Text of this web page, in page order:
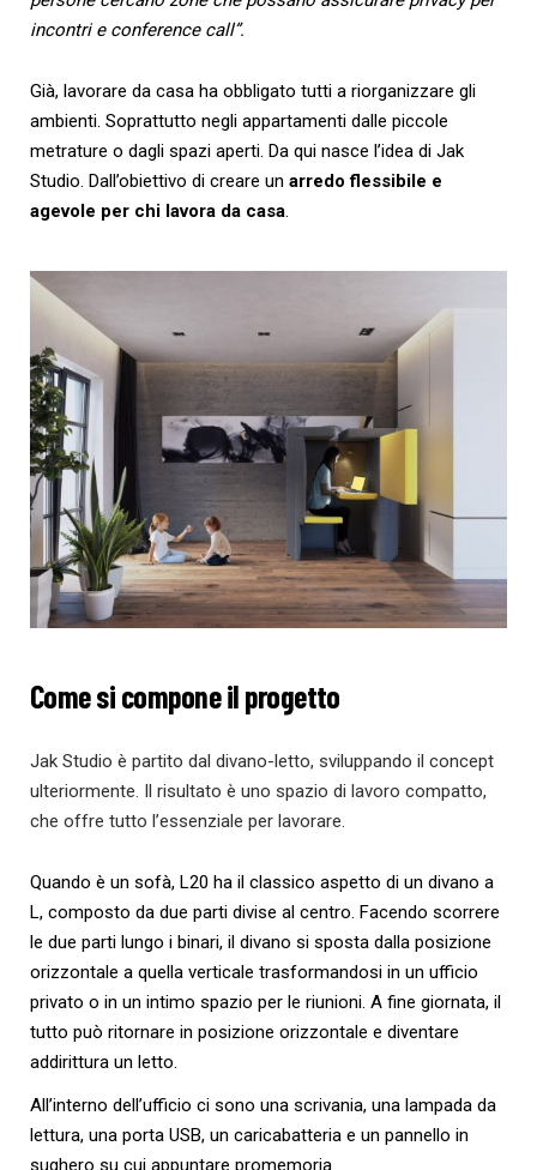
incontri e conference call”.
Già, lavorare da casa ha obbligato tutti a riorganizzare gli
ambienti. Soprattutto negli appartamenti dalle piccole
metrature o dagli spazi aperti. Da qui nasce l’idea di Jak
Studio. Dall’obiettivo di creare un arredo flessibile e
agevole per chi lavora da casa.
Come si compone il progetto
Jak Studio è partito dal divano-letto, sviluppando il concept
ulteriormente. Il risultato è uno spazio di lavoro compatto,
che offre tutto l’essenziale per lavorare.
Quando è un sofà, L20 ha il classico aspetto di un divano a
L, composto da due parti divise al centro. Facendo scorrere
le due parti lungo i binari, il divano si sposta dalla posizione
orizzontale a quella verticale trasformandosi in un ufficio
privato o in un intimo spazio per le riunioni. A fine giornata, il
tutto può ritornare in posizione orizzontale e diventare
addirittura un letto.
All’interno dell’ufficio ci sono una scrivania, una lampada da
lettura, una porta USB, un caricabatteria e un pannello in
sughero su cui appuntare promemoria.